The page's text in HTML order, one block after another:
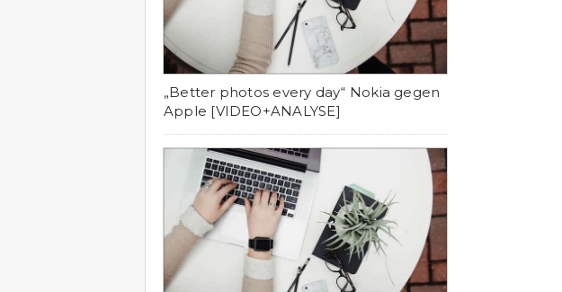
„Better photos every day“ Nokia gegen
Apple [VIDEO+ANALYSE]